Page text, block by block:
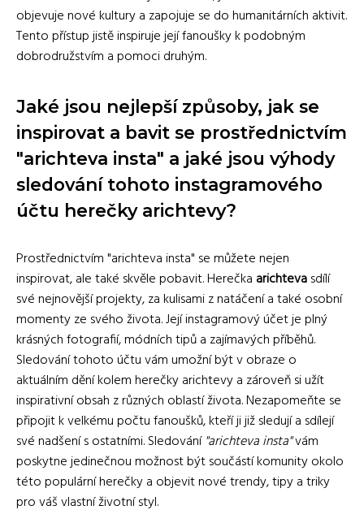
objevuje nové kultury a zapojuje se do humanitárních aktivit.
Tento přístup jistě inspiruje její fanoušky k podobným
dobrodružstvím a pomoci druhým.
Jaké jsou nejlepší způsoby, jak se
inspirovat a bavit se prostřednictvím
"arichteva insta" a jaké jsou výhody
sledování tohoto instagramového
účtu herečky arichtevy?
Prostřednictvím "arichteva insta" se můžete nejen
inspirovat, ale také skvěle pobavit. Herečka arichtevasdílí
své nejnovější projekty, za kulisami z natáčení a také osobní
momenty ze svého života. Její instagramový účet je plný
krásných fotografií, módních tipů a zajímavých příběhů.
Sledování tohoto účtu vám umožní být v obraze o
aktuálním dění kolem herečky arichtevy a zároveň si užít
inspirativní obsah z různých oblastí života. Nezapomeňte se
připojit k velkému počtu fanoušků, kteří ji již sledují a sdílejí
své nadšení s ostatními. Sledování"arichteva insta"vám
poskytne jedinečnou možnost být součástí komunity okolo
této populární herečky a objevit nové trendy, tipy a triky
pro váš vlastní životní styl.